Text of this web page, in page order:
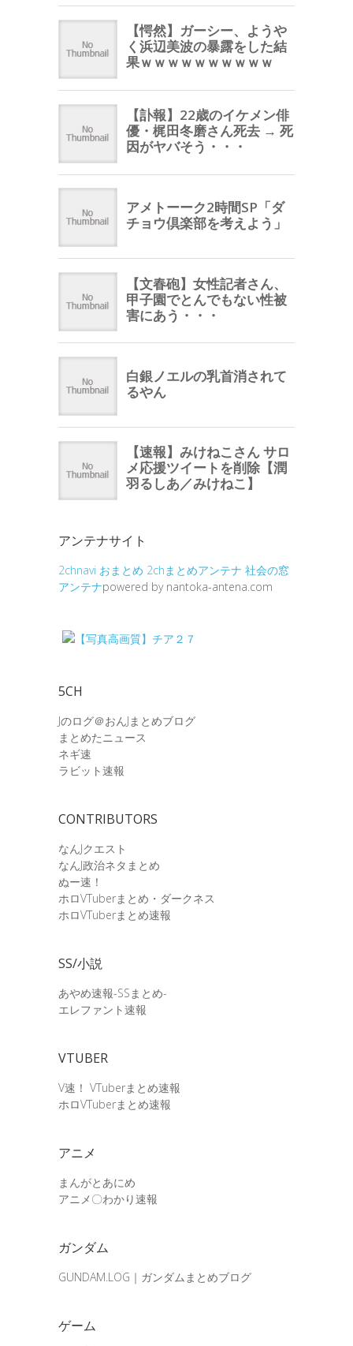
アンテナサイト
2chnavi おまとめ 2chまとめアンテナ 社会の窓
アンテナpowered by nantoka-antena.com
5CH
Jのログ＠おんJまとめブログ
まとめたニュース
ネギ速
ラビット速報
CONTRIBUTORS
なんJクエスト
なんJ政治ネタまとめ
ぬー速！
ホロVTuberまとめ・ダークネス
ホロVTuberまとめ速報
SS/小説
あやめ速報-SSまとめ-
エレファント速報
VTUBER
V速！ VTuberまとめ速報
ホロVTuberまとめ速報
アニメ
まんがとあにめ
アニメ〇わかり速報
ガンダム
GUNDAM.LOG｜ガンダムまとめブログ
ゲーム